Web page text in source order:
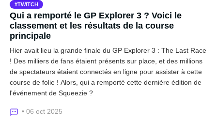
TWITCH
Qui a remporté le GP Explorer 3 ? Voici le
classement et les résultats de la course
principale
Hier avait lieu la grande finale du GP Explorer 3 : The Last Race
! Des milliers de fans étaient présents sur place, et des millions
de spectateurs étaient connectés en ligne pour assister à cette
course de folie ! Alors, qui a remporté cette dernière édition de
l'événement de Squeezie ?
• 06 oct 2025